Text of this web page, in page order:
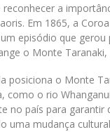
reconhecer a
Em 1865, a
episódio que
o Monte
posiciona o Monte
como o rio
no país para
uma mudança